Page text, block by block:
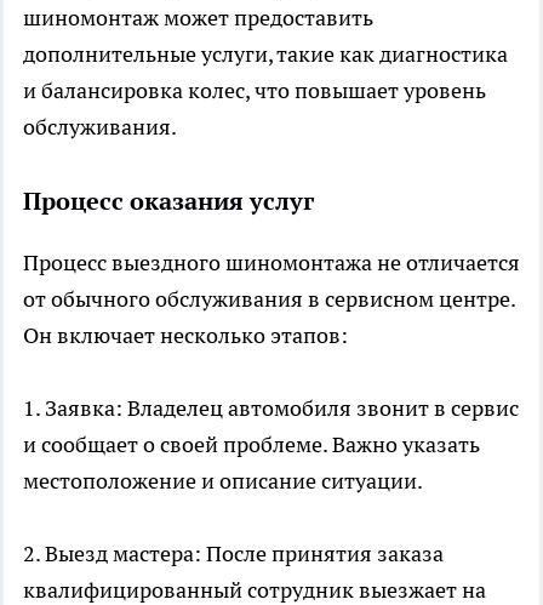
шиномонтаж может предоставить
дополнительные услуги, такие как диагностика
и балансировка колес, что повышает уровень
обслуживания.
Процесс оказания услуг
Процесс выездного шиномонтажа не отличается
от обычного обслуживания в сервисном центре.
Он включает несколько этапов:
1. Заявка: Владелец автомобиля звонит в сервис
и сообщает о своей проблеме. Важно указать
местоположение и описание ситуации.
2. Выезд мастера: После принятия заказа
квалифицированный сотрудник выезжает на